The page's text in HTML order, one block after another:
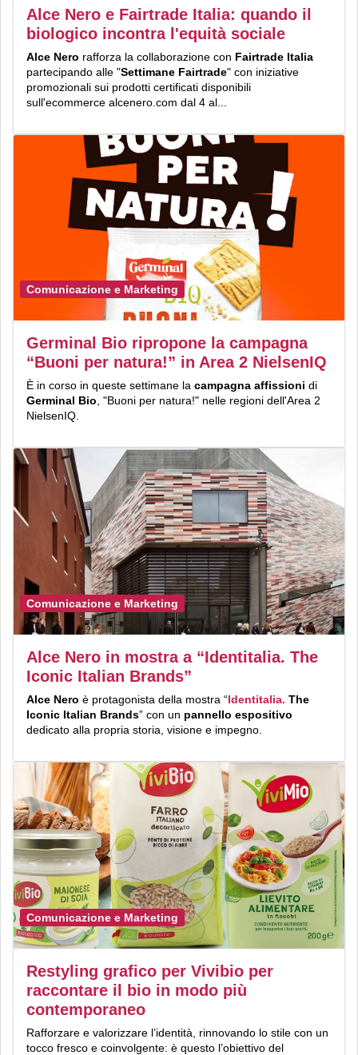
Alce Nero e Fairtrade Italia: quando il
biologico incontra l'equità sociale
Alce Nero rafforza la collaborazione con Fairtrade Italia
partecipando alle "Settimane Fairtrade" con iniziative
promozionali sui prodotti certificati disponibili
sull'ecommerce alcenero.com dal 4 al...
Comunicazione e Marketing
Germinal Bio ripropone la campagna
“Buoni per natura!” in Area 2 NielsenIQ
È in corso in queste settimane la campagna affissioni di
Germinal Bio, "Buoni per natura!" nelle regioni dell'Area 2
NielsenIQ.
Comunicazione e Marketing
Alce Nero in mostra a “Identitalia. The
Iconic Italian Brands”
Alce Nero è protagonista della mostra “Identitalia. The
Iconic Italian Brands” con un pannello espositivo
dedicato alla propria storia, visione e impegno.
Comunicazione e Marketing
Restyling grafico per Vivibio per
raccontare il bio in modo più
contemporaneo
Rafforzare e valorizzare l’identità, rinnovando lo stile con un
tocco fresco e coinvolgente: è questo l’obiettivo del